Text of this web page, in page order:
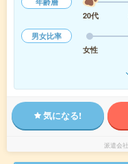
20代
男女比率
女性
気になる!
派遣会社